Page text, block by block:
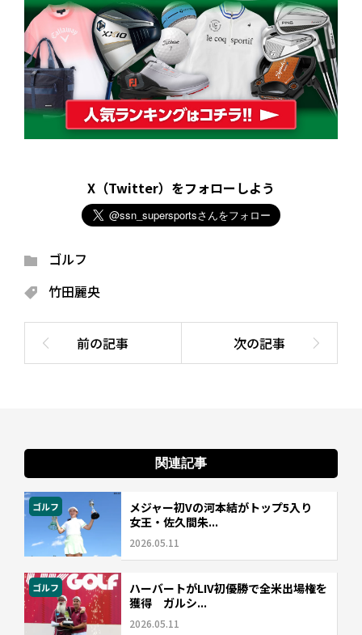
X（Twitter）をフォローしよう
ゴルフ
竹田麗央
関連記事
ゴルフ
メジャー初Vの河本結がトップ5入り
女王・佐久間朱...
2026.05.11
ゴルフ
ハーバートがLIV初優勝で全米出場権を
獲得 ガルシ...
2026.05.11